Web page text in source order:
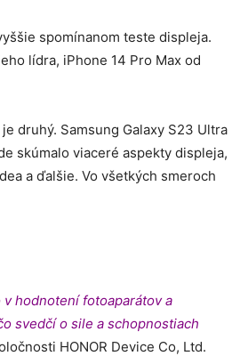
spomínanom teste displeja.
lídra, iPhone 14 Pro Max od
druhý. Samsung Galaxy S23 Ultra
skúmalo viaceré aspekty displeja,
a ďalšie. Vo všetkých smeroch
v hodnotení fotoaparátov a
svedčí o sile a schopnostiach
HONOR Device Co, Ltd.